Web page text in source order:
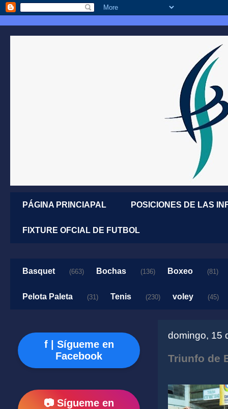
PÁGINA PRINCIAPAL POSICIONES DE LAS
FIXTURE OFCIAL DE FUTBOL
Basquet (663) Bochas (136) Boxeo (81)
Pelota Paleta (31) Tenis (230) voley (45)
domingo, 15
Triunfo de
f | Sígueme en
Facebook
📷 Sígueme en